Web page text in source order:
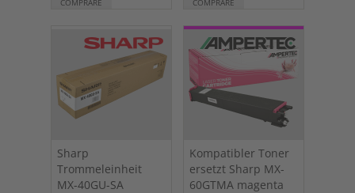
Sharp
Trommeleinheit
MX-40GU-SA
Kompatibler Toner
ersetzt Sharp MX-
60GTMA magenta